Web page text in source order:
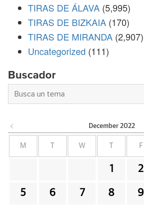
TIRAS DE ÁLAVA (5,995)
TIRAS DE BIZKAIA (170)
TIRAS DE MIRANDA (2,907)
Uncategorized (111)
Buscador
December 2022
M W F
1 2
5 6 7 8 9